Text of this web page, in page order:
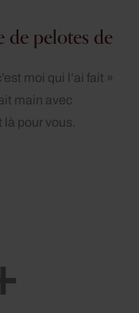
pelotes de
moi qui l’ai fait »
main avec
pour vous.